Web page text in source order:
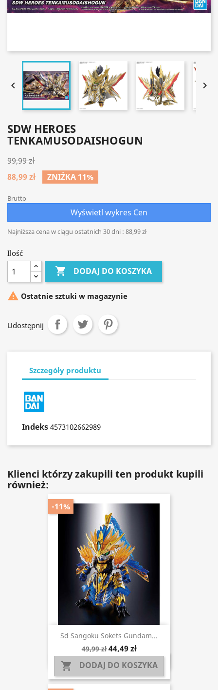
 
SDW HEROES
TENKAMUSODAISHOGUN
99,99 zł
88,99 zł
ZNIŻKA 11%
Brutto
Wyświetl wykres Cen
Najniższa cena w ciągu ostatnich 30 dni : 88,99 zł
Ilość
 DODAJ DO KOSZYKA
 Ostatnie sztuki w magazynie
Udostępnij
Szczegóły produktu
Indeks 4573102662989
Klienci którzy zakupili ten produkt kupili
również:
Sd Sangoku Sokets Gundam...
49,99 zł 44,49 zł
 DODAJ DO KOSZYKA
-11%